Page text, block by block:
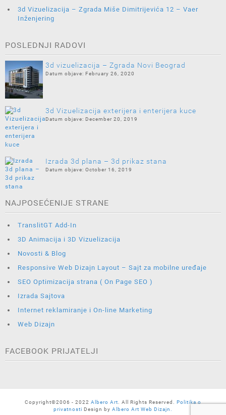
3d Vizuelizacija – Zgrada Miše Dimitrijevića 12 – Vaer
Inženjering
POSLEDNJI RADOVI
3d vizuelizacija – Zgrada Novi Beograd
February 26, 2020
3d Vizuelizacija exterijera i enterijera kuce
December 20, 2019
Izrada 3d plana – 3d prikaz stana
October 16, 2019
NAJPOSEĆENIJE STRANE
TranslitGT Add-In
3D Animacija i 3D Vizuelizacija
Novosti & Blog
Responsive Web Dizajn Layout – Sajt za mobilne uređaje
SEO Optimizacija strana ( On Page SEO )
Izrada Sajtova
Internet reklamiranje i On-line Marketing
Web Dizajn
FACEBOOK PRIJATELJI
Copyright©2006 - 2022 Albero Art. All Rights Reserved. Politika o
privatnosti Design by Albero Art Web Dizajn.